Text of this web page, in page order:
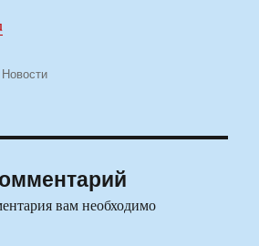
Рубрики
Новости
вам необходимо